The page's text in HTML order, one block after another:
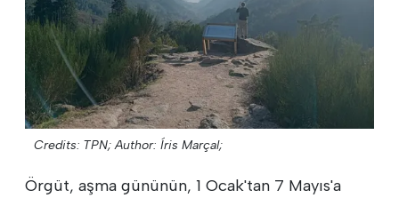
Credits: TPN; Author: Íris Marçal;
Örgüt, aşma gününün, 1 Ocak'tan 7 Mayıs'a